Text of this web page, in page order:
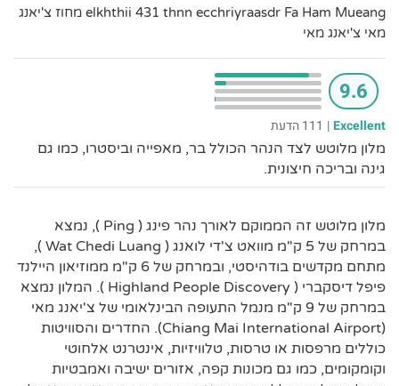
elkhthii 431 thnn ecchriyraasdr Fa Ham Mueang מחוז צ'יאנג
מאי צ'יאנג מאי
9.6
Excellent
| 111 הדעת
מלון מלוטש לצד הנהר הכולל בר, מאפייה וביסטרו, כמו גם
גינה ובריכה חיצונית.
מלון מלוטש זה הממוקם לאורך נהר פינג ( Ping ), נמצא
במרחק של 5 ק"מ מוואט צ'די לואנג ( Wat Chedi Luang ),
מתחם מקדשים בודהיסטי, ובמרחק של 6 ק"מ ממוזיאון היילנד
פיפל דיסקברי ( Highland People Discovery ). המלון נמצא
במרחק של 9 ק"מ מנמל התעופה הבינלאומי של צ'יאנג מאי
(Chiang Mai International Airport). החדרים והסוויטות
כוללים מרפסות או טרסות, טלוויזיות, אינטרנט אלחוטי
וקומקומים, כמו גם מכונות קפה, אזורים ישיבה ואמבטיות